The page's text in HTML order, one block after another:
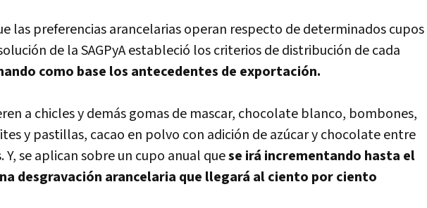
las preferencias arancelarias operan respecto de determinados cupos
de la SAGPyA estableció los criterios de distribución de cada
como base los antecedentes de exportación.
a chicles y demás gomas de mascar, chocolate blanco, bombones,
y pastillas, cacao en polvo con adición de azúcar y chocolate entre
se aplican sobre un cupo anual quese irá incrementando hasta el
desgravación arancelaria que llegará al ciento por ciento